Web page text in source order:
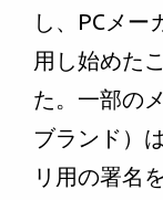
し、PCメー
用し始めた
た。一部の
ブランド）
リ用の署名